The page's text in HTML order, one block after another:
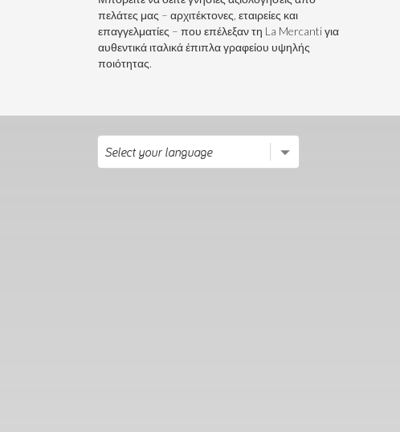
πελάτες μας – αρχιτέκτονες, εταιρείες και
επαγγελματίες – που επέλεξαν τη La Mercanti για
αυθεντικά ιταλικά έπιπλα γραφείου υψηλής
ποιότητας.